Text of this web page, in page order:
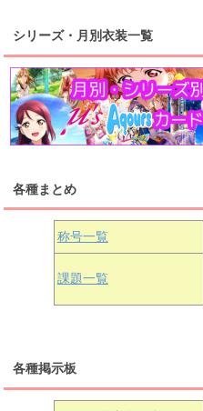
桜内梨子 高海千歌
浦の星
津島善子 黒澤ル
浦の星
黒澤ダイヤ
上原歩夢 宮下愛
虹ヶ咲
中須かすみ 天王寺
シリーズ・月別衣装一覧
各種まとめ
称号一覧
課題一覧
各種掲示板